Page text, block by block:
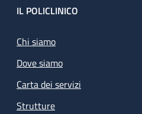
Footer
IL POLICLINICO
Chi siamo
Dove siamo
Carta dei servizi
Strutture